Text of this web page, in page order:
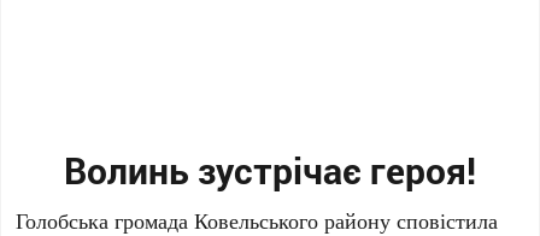
Волинь зустрічає героя!
Голобська громада Ковельського району сповістила